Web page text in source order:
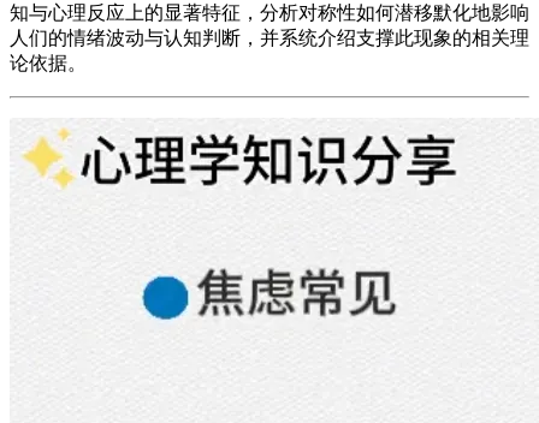
知与心理反应上的显著特征，分析对称性如何潜移默化地影响
人们的情绪波动与认知判断，并系统介绍支撑此现象的相关理
论依据。